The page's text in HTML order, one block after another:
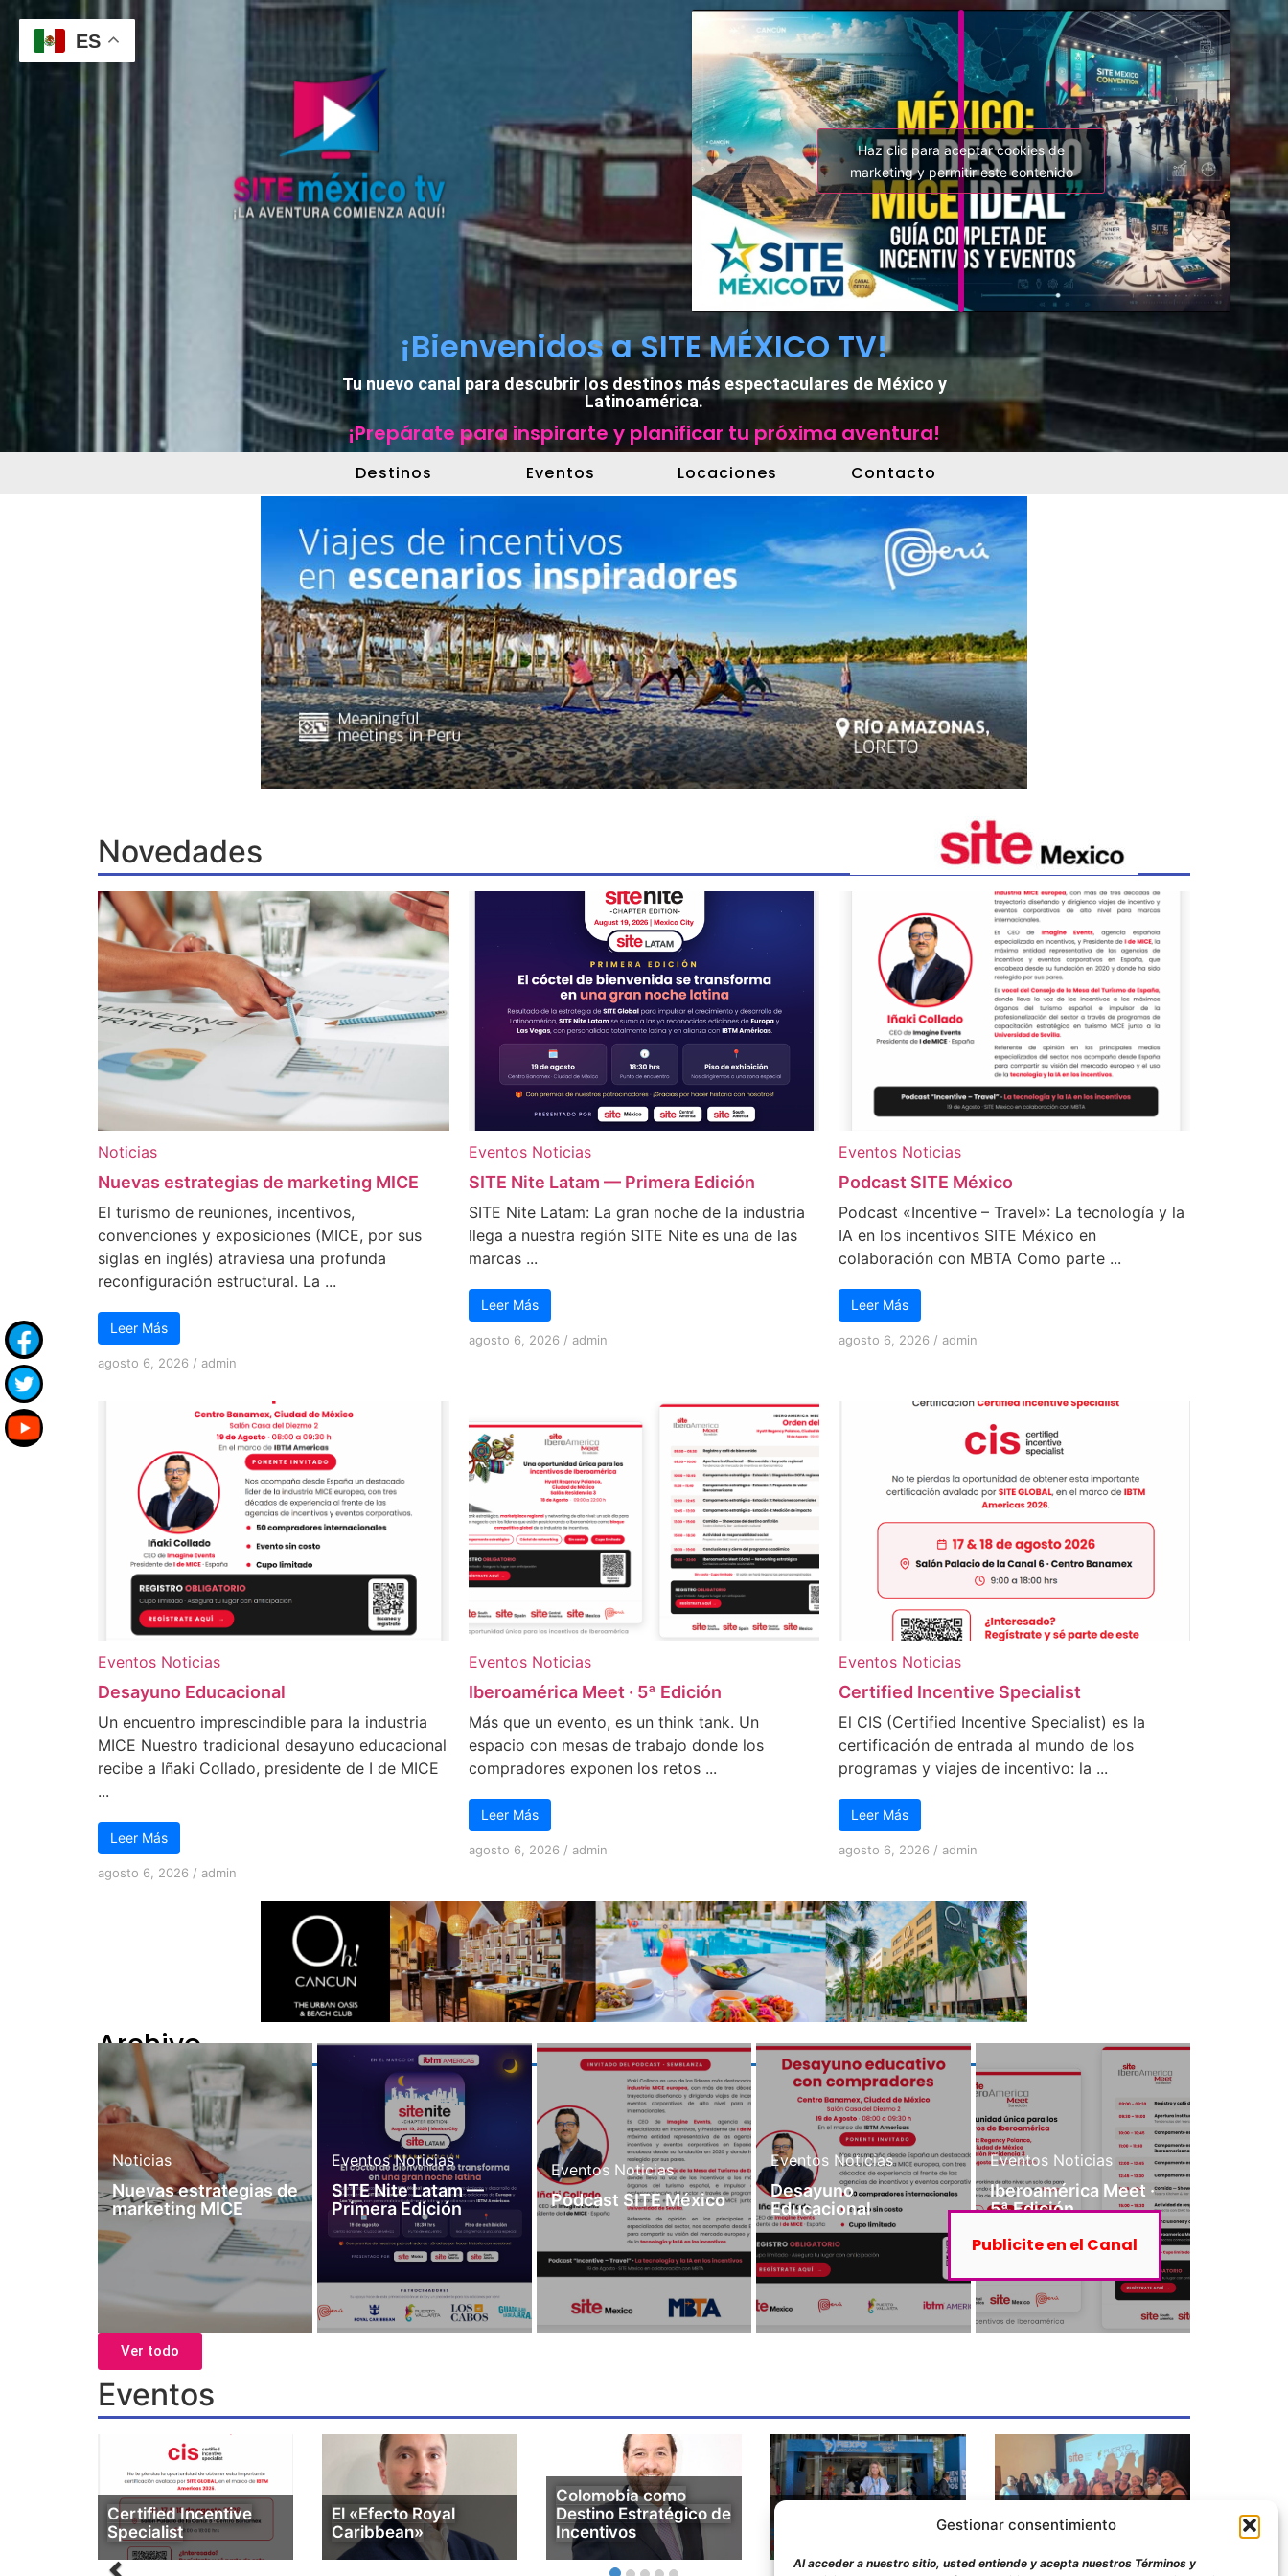
Gestionar consentimiento
Al acceder a nuestro sitio, usted entiende y acepta nuestros Términos y
Haz clic para aceptar cookies de
marketing y permitir este contenido
¡Bienvenidos a SITE MÉXICO TV!
Tu nuevo canal para descubrir los destinos más espectaculares de México y
Latinoamérica.
¡Prepárate para inspirarte y planificar tu próxima aventura!
Destinos Eventos Locaciones Contacto
Publicite en el Canal
Novedades
Noticias
Nuevas estrategias de marketing MICE
El turismo de reuniones, incentivos,
convenciones y exposiciones (MICE, por sus
siglas en inglés) atraviesa una profunda
reconfiguración estructural. La ...
Leer Más
agosto 6, 2026 / admin
Eventos Noticias
SITE Nite Latam — Primera Edición
SITE Nite Latam: La gran noche de la industria
llega a nuestra región SITE Nite es una de las
marcas ...
Leer Más
agosto 6, 2026 / admin
Eventos Noticias
Podcast SITE México
Podcast «Incentive – Travel»: La tecnología y la
IA en los incentivos SITE México en
colaboración con MBTA Como parte ...
Leer Más
agosto 6, 2026 / admin
Eventos Noticias
Desayuno Educacional
Un encuentro imprescindible para la industria
MICE Nuestro tradicional desayuno educacional
recibe a Iñaki Collado, presidente de I de MICE
...
Leer Más
agosto 6, 2026 / admin
Eventos Noticias
Iberoamérica Meet · 5ª Edición
Más que un evento, es un think tank. Un
espacio con mesas de trabajo donde los
compradores exponen los retos ...
Leer Más
agosto 6, 2026 / admin
Eventos Noticias
Certified Incentive Specialist
El CIS (Certified Incentive Specialist) es la
certificación de entrada al mundo de los
programas y viajes de incentivo: la ...
Leer Más
agosto 6, 2026 / admin
Archivo
Noticias
Nuevas estrategias de
marketing MICE
Eventos Noticias
SITE Nite Latam —
Primera Edición
Eventos Noticias
Podcast SITE México
Eventos Noticias
Desayuno
Educacional
Eventos Noticias
Iberoamérica Meet ·
5ª Edición
Ver todo
Eventos
Certified Incentive
Specialist
El «Efecto Royal
Caribbean»
Colomobia como
Destino Estratégico de
Incentivos
Nace SITE NITE
LATAM
ES